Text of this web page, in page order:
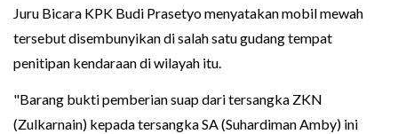
Juru Bicara KPK Budi Prasetyo menyatakan mobil mewah
tersebut disembunyikan di salah satu gudang tempat
penitipan kendaraan di wilayah itu.
"Barang bukti pemberian suap dari tersangka ZKN
(Zulkarnain) kepada tersangka SA (Suhardiman Amby) ini